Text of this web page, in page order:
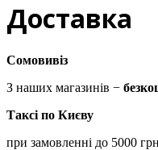
Доставка
Сомовивіз
З наших магазинів −
Таксі по Києву
при замовленні до 5000